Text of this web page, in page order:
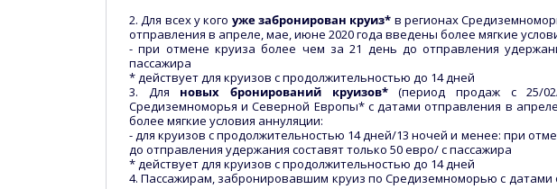
2. Для всех у кого уже забронирован круиз* в регионах
отправления в апреле, мае, июне 2020 года введены более мягкие
- при отмене круиза более чем за 21 день до отправления
пассажира
* действует для круизов с продолжительностью до 14 дней
3. Для новых бронирований круизов*(период продаж с 25/
Средиземноморья и Северной Европы* с датами отправления в
более мягкие условия аннуляции:
- для круизов с продолжительностью 14 дней/13 ночей и менее: при
до отправления удержания составят только 50 евро/ с пассажира
* действует для круизов с продолжительностью до 14 дней
4. Пассажирам, забронировавшим круиз по Средиземноморью с датами